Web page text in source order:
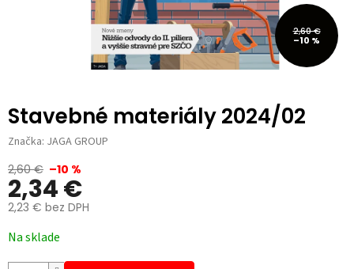
2,60 €
–10 %
Stavebné materiály 2024/02
Značka: JAGA GROUP
2,60 € –10 %
2,34 €
2,23 € bez DPH
cena:
Na sklade